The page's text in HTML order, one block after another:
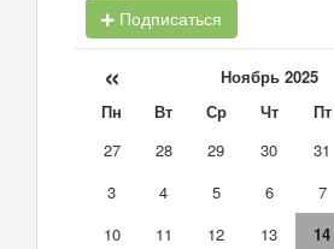
Подписаться
« Ноябрь 2025
Пн Вт Ср Чт Пт
27
28 29 30 31
3
4 5 6 7
10
11 12 13 14